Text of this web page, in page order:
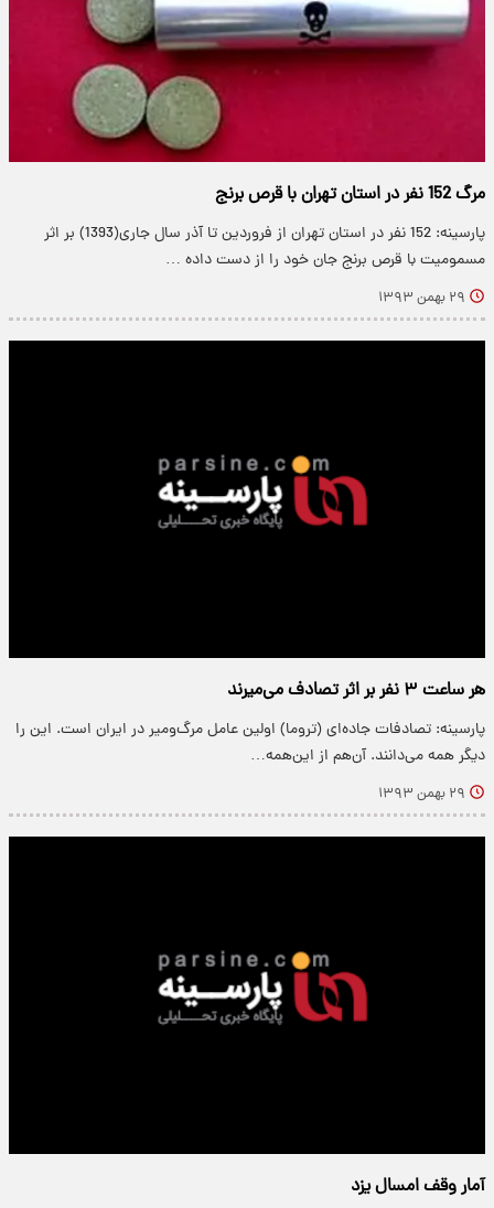
مرگ 152 نفر در استان تهران با قرص برنج
پارسینه: 152 نفر در استان تهران از فروردین تا آذر سال جاری(1393) بر اثر
مسمومیت با قرص برنج جان خود را از دست داده …
۲۹ بهمن ۱۳۹۳
هر ساعت ۳ نفر بر اثر تصادف می‌میرند
پارسینه: تصادفات جاده‌ای (تروما) اولین عامل مرگ‌و‌میر در ایران است. این را
دیگر همه می‌دانند. آن‌هم از این‌همه…
۲۹ بهمن ۱۳۹۳
آمار وقف‌ امسال یزد